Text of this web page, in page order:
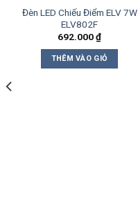
Đèn LED Chiếu Điểm ELV 7W
ELV802F
692.000₫
THÊM VÀO GIỎ